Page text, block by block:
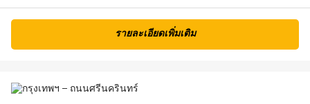
รายละเอียดเพิ่มเติม